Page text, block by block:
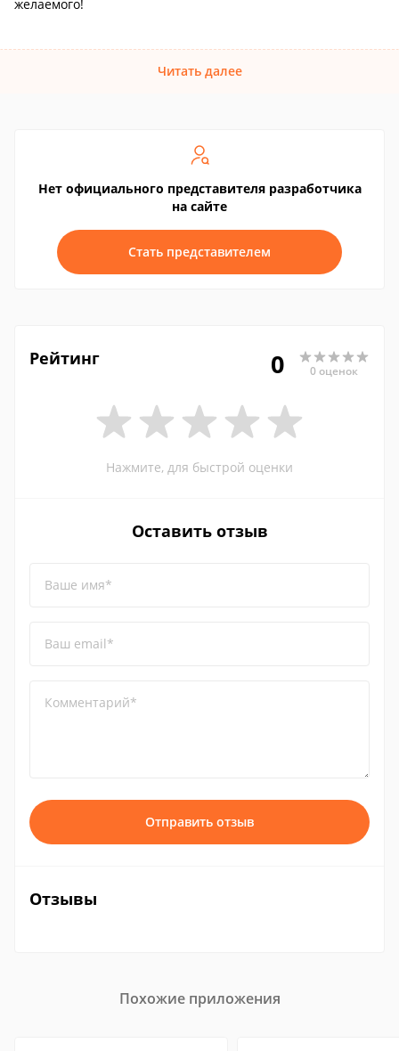
желаемого!
Читать далее
Нет официального представителя разработчика
на сайте
Стать представителем
Рейтинг 0 0 оценок
Нажмите, для быстрой оценки
Оставить отзыв
Ваше имя*
Ваш email*
Комментарий*
Отправить отзыв
Отзывы
Похожие приложения